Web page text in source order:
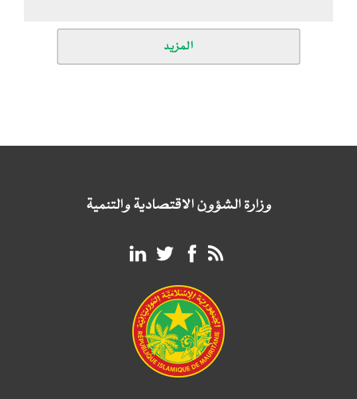
المزيد
وزارة الشؤون الاقتصادية والتنمية